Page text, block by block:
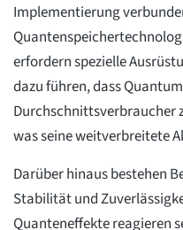
Implementierung
erfordern spezielle
dazu führen, dass
Durchschnittsverbraucher
was seine weitverbreitete
Darüber hinaus bestehen
Stabilität und
Quanteneffekte reagieren